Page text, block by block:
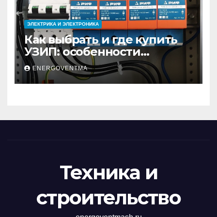
ЭЛЕКТРИКА И ЭЛЕКТРОНИКА
Как выбрать и где купить
УЗИП: особенности
устройств защиты от
импульсных
перенапряжений
ENERGOVENTMA
Техника и
строительство